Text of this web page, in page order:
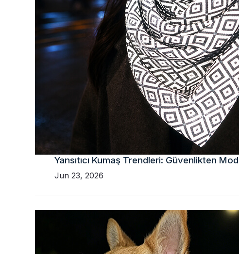
Yansıtıcı Kumaş Trendleri: Güvenlikten
Jun 23, 2026